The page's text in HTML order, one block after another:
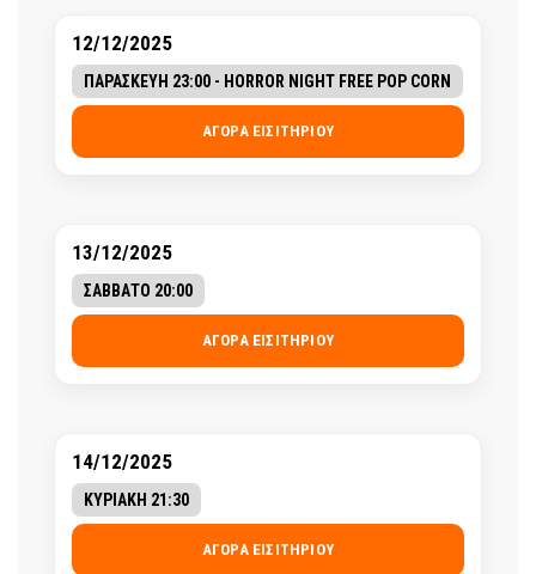
12/12/2025
ΠΑΡΑΣΚΕΥΗ 23:00 - HORROR NIGHT FREE POP CORN
ΑΓΟΡΆ ΕΙΣΙΤΗΡΊΟΥ
13/12/2025
ΣΑΒΒΑΤΟ 20:00
ΑΓΟΡΆ ΕΙΣΙΤΗΡΊΟΥ
14/12/2025
ΚΥΡΙΑΚΗ 21:30
ΑΓΟΡΆ ΕΙΣΙΤΗΡΊΟΥ